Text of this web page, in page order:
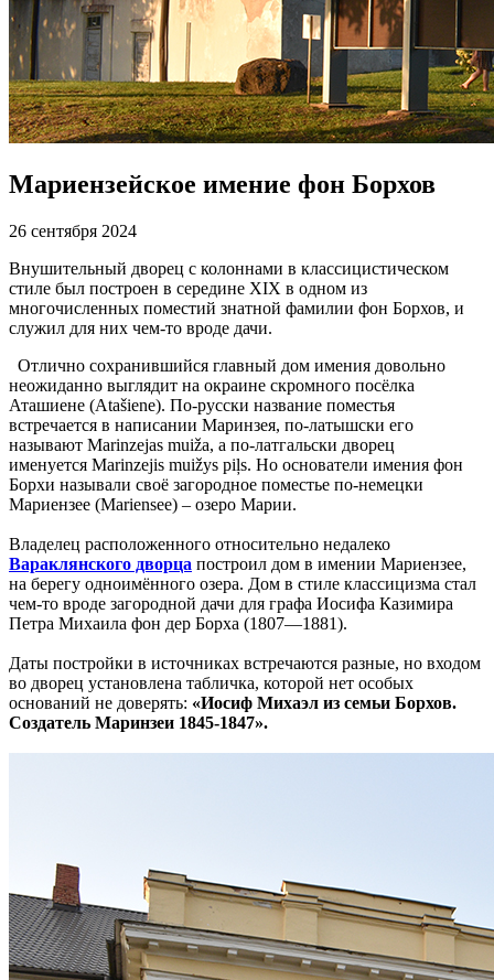
Мариензейское имение фон Борхов
26 сентября 2024
Внушительный дворец с колоннами в классицистическом
стиле был построен в середине XIX в одном из
многочисленных поместий знатной фамилии фон Борхов, и
служил для них чем-то вроде дачи.
Отлично сохранившийся главный дом имения довольно
неожиданно выглядит на окраине скромного посёлка
Аташиене (Atašiene). По-русски название поместья
встречается в написании Маринзея, по-латышски его
называют Marinzejas muiža, а по-латгальски дворец
именуется Marinzejis muižys piļs. Но основатели имения фон
Борхи называли своё загородное поместье по-немецки
Мариензее (Mariensee) – озеро Марии.
Владелец расположенного относительно недалеко
Вараклянского дворца построил дом в имении Мариензее,
на берегу одноимённого озера. Дом в стиле классицизма стал
чем-то вроде загородной дачи для графа Иосифа Казимира
Петра Михаила фон дер Борха (1807—1881).
Даты постройки в источниках встречаются разные, но входом
во дворец установлена табличка, которой нет особых
оснований не доверять: «Иосиф Михаэл из семьи Борхов.
Создатель Маринзеи 1845-1847».